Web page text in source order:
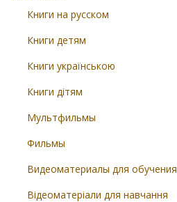
Книги на русском
Книги детям
Книги українською
Книги дітям
Мультфильмы
Фильмы
Видеоматериалы для обучения
Відеоматеріали для навчання